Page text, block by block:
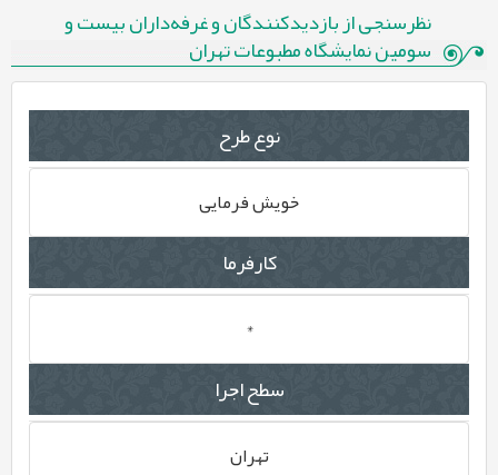
نظرسنجی از بازدیدکنندگان و غرفه‌داران بیست و
سومین نمایشگاه مطبوعات تهران
نوع طرح
خویش فرمایی
کارفرما
*
سطح اجرا
تهران